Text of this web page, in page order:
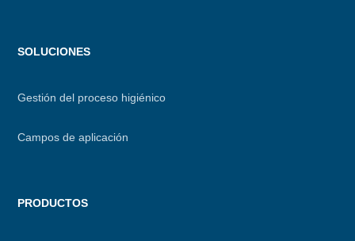
Menu
SOLUCIONES
Gestión del proceso higiénico
Campos de aplicación
PRODUCTOS